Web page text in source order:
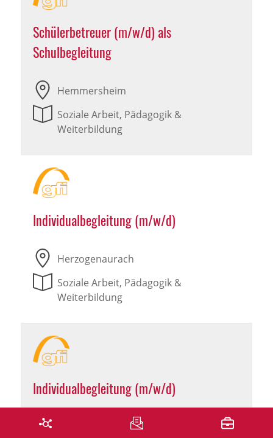
Schülerbetreuer (m/w/d) als
Schulbegleitung
Hemmersheim
Soziale Arbeit, Pädagogik &
Weiterbildung
Individualbegleitung (m/w/d)
Herzogenaurach
Soziale Arbeit, Pädagogik &
Weiterbildung
Individualbegleitung (m/w/d)